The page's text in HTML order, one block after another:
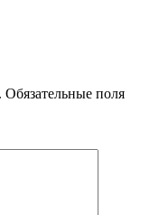
Обязательные поля